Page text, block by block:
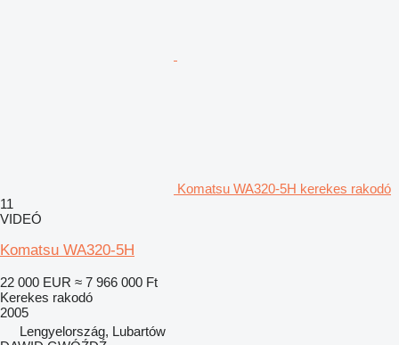
Komatsu WA320-5H kerekes rakodó
11
VIDEÓ
Komatsu WA320-5H
22 000 EUR ≈ 7 966 000 Ft
Kerekes rakodó
2005
Lengyelország, Lubartów